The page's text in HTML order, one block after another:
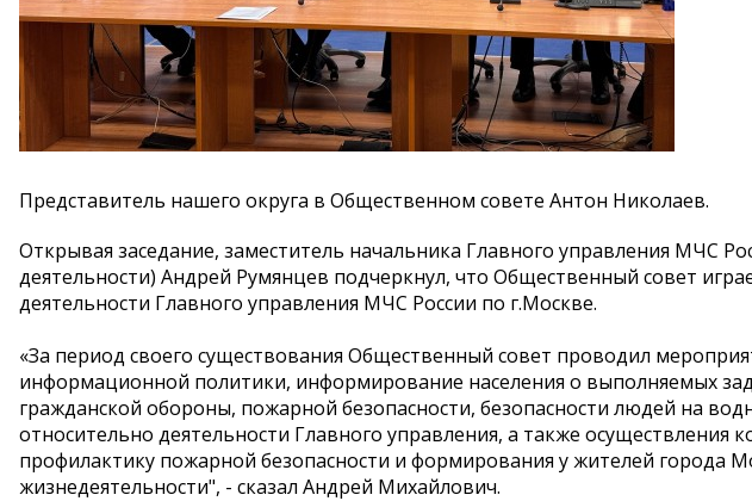
Представитель нашего округа в Общественном совете Антон Николаев.
Открывая заседание, заместитель начальника Главного управления МЧС
деятельности) Андрей Румянцев подчеркнул, что Общественный совет
деятельности Главного управления МЧС России по г.Москве.
«За период своего существования Общественный совет проводил
информационной политики, информирование населения о выполняемых
гражданской обороны, пожарной безопасности, безопасности людей на
относительно деятельности Главного управления, а также осуществления
профилактику пожарной безопасности и формирования у жителей города
жизнедеятельности", - сказал Андрей Михайлович.